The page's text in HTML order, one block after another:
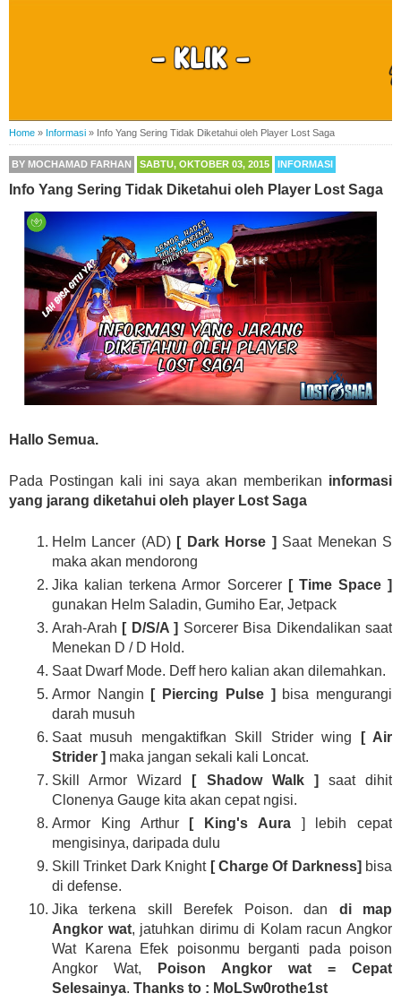
Home » Informasi » Info Yang Sering Tidak Diketahui oleh Player Lost Saga
BY MOCHAMAD FARHAN SABTU, OKTOBER 03, 2015 INFORMASI
Info Yang Sering Tidak Diketahui oleh Player Lost Saga
Hallo Semua.
Pada Postingan kali ini saya akan memberikan informasi
yang jarang diketahui oleh player Lost Saga
Helm Lancer (AD) [ Dark Horse ] Saat Menekan S
maka akan mendorong
Jika kalian terkena Armor Sorcerer [ Time Space ]
gunakan Helm Saladin, Gumiho Ear, Jetpack
Arah-Arah [ D/S/A ] Sorcerer Bisa Dikendalikan saat
Menekan D / D Hold.
Saat Dwarf Mode. Deff hero kalian akan dilemahkan.
Armor Nangin
[ Piercing Pulse ] bisa mengurangi
darah musuh
Saat musuh mengaktifkan Skill Strider wing [ Air
Strider ] maka jangan sekali kali Loncat.
Skill Armor Wizard
[ Shadow Walk ]
saat dihit
Clonenya Gauge kita akan cepat ngisi.
Armor King Arthur
[ King's Aura ] lebih cepat
mengisinya, daripada dulu
Skill Trinket Dark Knight [ Charge Of Darkness] bisa
di defense.
Jika terkena skill Berefek Poison. dan di map
Angkor wat, jatuhkan dirimu di Kolam racun Angkor
Wat Karena Efek poisonmu berganti pada poison
Angkor Wat,
Poison Angkor wat = Cepat
Selesainya. Thanks to : MoLSw0rothe1st